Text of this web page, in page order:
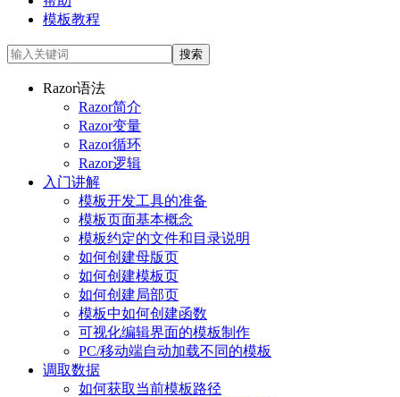
模板教程
Razor语法
Razor简介
Razor变量
Razor循环
Razor逻辑
入门讲解
模板开发工具的准备
模板页面基本概念
模板约定的文件和目录说明
如何创建母版页
如何创建模板页
如何创建局部页
模板中如何创建函数
可视化编辑界面的模板制作
PC/移动端自动加载不同的模板
调取数据
如何获取当前模板路径